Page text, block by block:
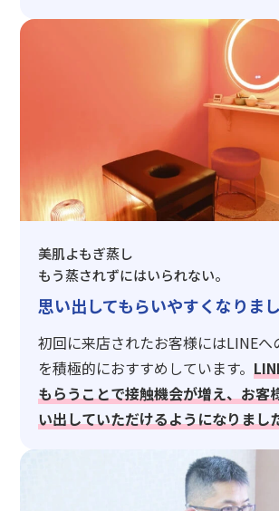
美肌よもぎ蒸し
もう蒸されずにはいられない。
思い出してもらいやすくなりま
初回に来店されたお客様にはLINEへ
を積極的におすすめしています。
もらうことで接触機会が増え、お客
い出していただけるようになりまし